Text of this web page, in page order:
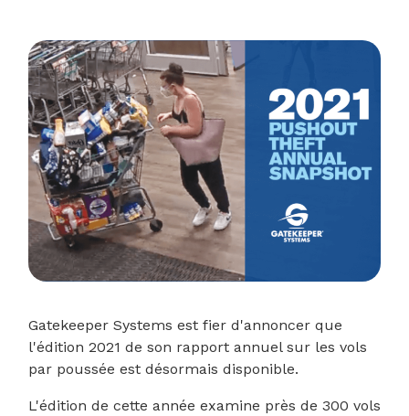
Gatekeeper Systems est fier d'annoncer que
l'édition 2021 de son rapport annuel sur les vols
par poussée est désormais disponible.
L'édition de cette année examine près de 300 vols